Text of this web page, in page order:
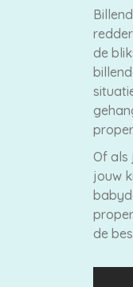
de
proper.
Of als
jouw
de